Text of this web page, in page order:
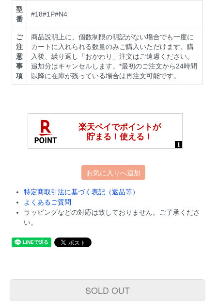
型
番
#18#1P#N4
ご
注
意
事
項
商品説明上に、個数制限の明記がない場合でも一度に
カートに入れられる数量のみご購入いただけます。購
入後、繰り返し「おかわり」注文はご遠慮ください。
追加分はキャンセルします。*最初のご注文から24時間
以降に在庫が残っている場合は再注文可能です。
お気に入りへ追加
特定商取引法に基づく表記（返品等）
よくあるご質問
ラッピングなどの対応は致しておりません。ご了承くださ
い。
SOLD OUT